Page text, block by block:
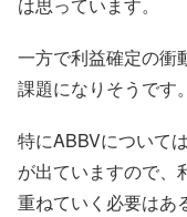
一方で利益確定の
課題になりそうです。
特にABBVについて
が出ていますので、
重ねていく必要はあ